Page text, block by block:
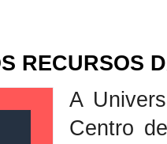
RECURSOS
A
Centro